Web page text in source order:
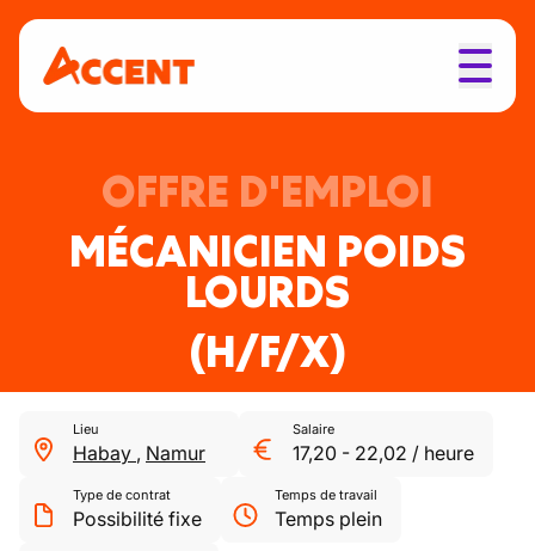
OFFRE D'EMPLOI
MÉCANICIEN POIDS
LOURDS
(H/F/X)
Lieu
Habay , Namur
Salaire
17,20 - 22,02 / heure
Type de contrat
Possibilité fixe
Temps de travail
Temps plein